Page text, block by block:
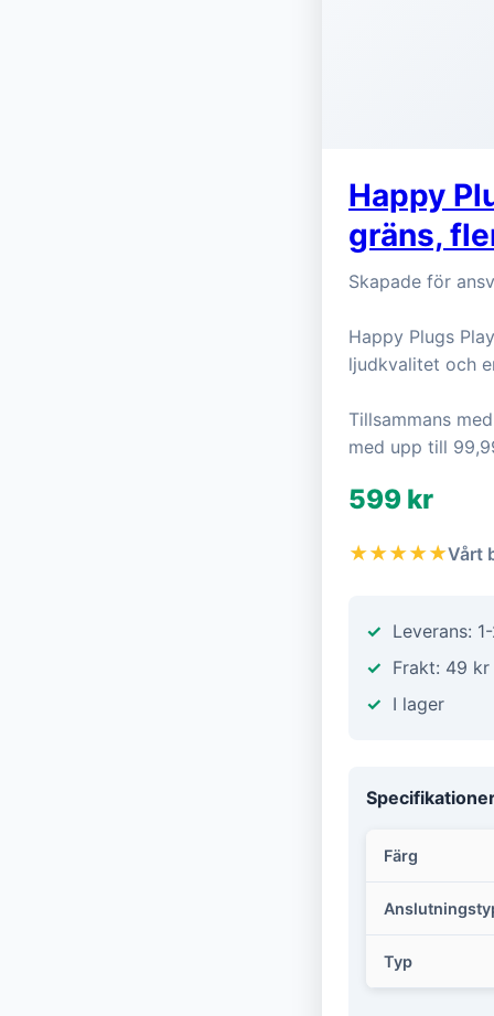
Happy
gräns,
Skapade för
Happy Plugs
ljudkvalitet och
Tillsammans
med upp till
599 kr
★★★★★Vårt
Leverans:
Frakt: 49 kr
I lager
Färg
Typ